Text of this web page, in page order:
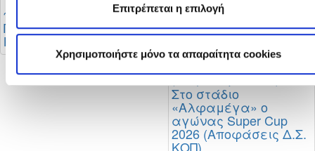
Επιτρέπεται η επιλογή
Χρησιμοποιήστε μόνο τα απαραίτητα cookies
πρώτης φάσης του
Πρωταθλήματος Β’
Κατηγορίας
Γυναικών 2026 - 2027
Στο στάδιο
«Αλφαμέγα» ο
αγώνας Super Cup
2026 (Αποφάσεις Δ.Σ.
ΚΟΠ)